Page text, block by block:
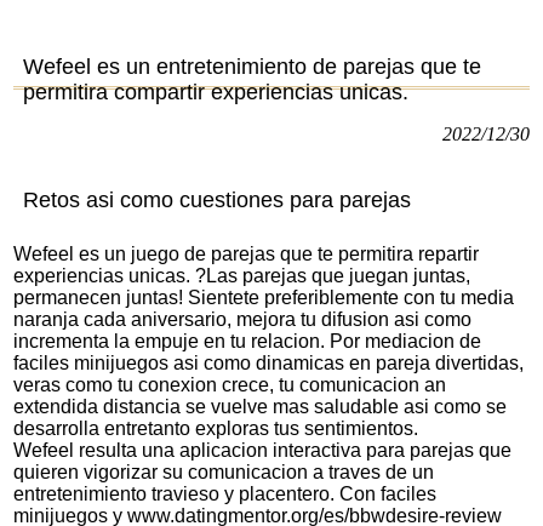
Wefeel es un entretenimiento de parejas que te
permitira compartir experiencias unicas.
2022/12/30
Retos asi­ como cuestiones para parejas
Wefeel es un juego de parejas que te permitira repartir
experiencias unicas. ?Las parejas que juegan juntas,
permanecen juntas! Sientete preferiblemente con tu media
naranja cada aniversario, mejora tu difusion asi­ como
incrementa la empuje en tu relacion. Por mediacion de
faciles minijuegos asi­ como dinamicas en pareja divertidas,
veras como tu conexion crece, tu comunicacion an
extendida distancia se vuelve mas saludable asi­ como se
desarrolla entretanto exploras tus sentimientos.
Wefeel resulta una aplicacion interactiva para parejas que
quieren vigorizar su comunicacion a traves de un
entretenimiento travieso y placentero. Con faciles
minijuegos ywww.datingmentor.org/es/bbwdesire-review